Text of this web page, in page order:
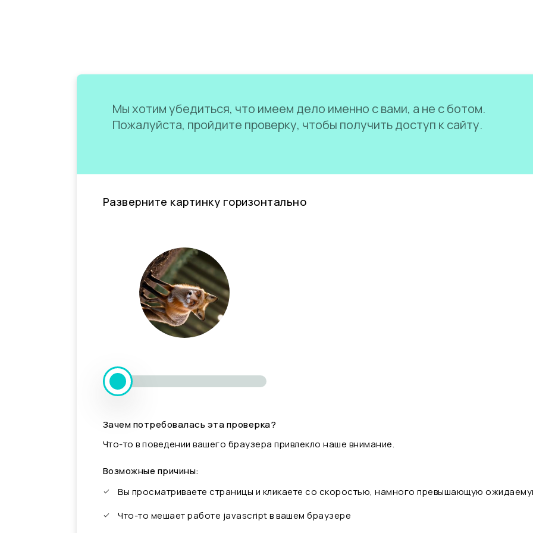
Мы хотим убедиться, что имеем дело именно с вами, а не с ботом.
Пожалуйста, пройдите проверку, чтобы получить доступ к сайту.
Разверните картинку горизонтально
Зачем потребовалась эта проверка?
Что-то в поведении вашего браузера привлекло наше внимание.
Возможные причины:
Вы просматриваете страницы и кликаете со скоростью, намного превышающую
Что-то мешает работе javascript в вашем браузере